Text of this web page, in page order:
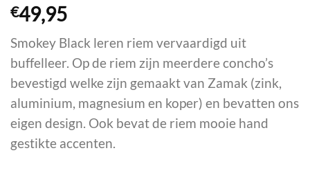
€49,95
Smokey Black leren riem vervaardigd uit
buffelleer. Op de riem zijn meerdere concho’s
bevestigd welke zijn gemaakt van Zamak (zink,
aluminium, magnesium en koper) en bevatten ons
eigen design. Ook bevat de riem mooie hand
gestikte accenten.